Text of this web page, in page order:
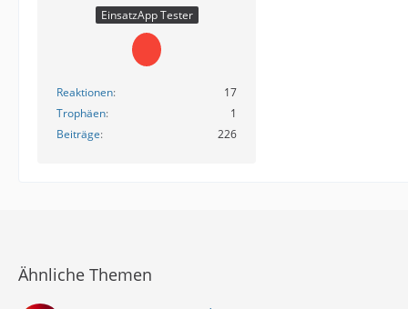
EinsatzApp Tester
Reaktionen
17
Trophäen
1
Beiträge
226
Ähnliche Themen